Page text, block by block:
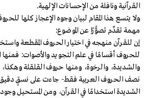
القرآنية ونافلة من الإحسانات الإلهية.
ولا يتسع هذا المقام لبيان وجوه الإعجاز كلها
مهمة تقدِّم تصوُّرًا عن الموضوع:
إن للقرآن منهجه في اختيار الحروف المقطعة
للحروف أقسامًا في علم التجويد والأصوات: فمنها
والشديدة، والرخوة، ومنها حروف القلقلة
نصف الحروف العربية فقط- جاءت على نسقٍ
الشديدة استخدامًا في القرآن، ومن المستحيل